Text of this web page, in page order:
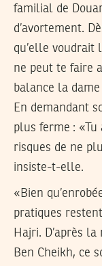
familial de
d’avortement.
qu’elle voudrait
ne peut te faire
balance la
En demandant
plus ferme : «Tu
risques de ne
insiste-t-elle.
«Bien
pratiques
Hajri. D’après
Ben Cheikh, ce